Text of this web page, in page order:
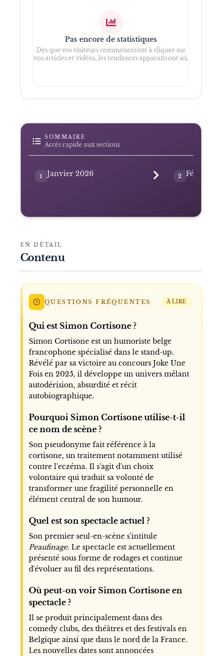
Pas encore de statistiques
Dès que vos visiteurs commenceront à cliquer sur
vos articles et vidéos, les tendances apparaîtront ici.
SOMMAIRE
Accès rapide aux sections
1 Janvier 2026 2 Février
EN DÉTAIL
Contenu
QUESTIONS FRÉQUENTES À LIRE
Qui est Simon Cortisone ?
Simon Cortisone est un humoriste belge
francophone spécialisé dans le stand-up.
Révélé par sa victoire au concours Joke Une
Fois en 2025, il développe un univers mêlant
autodérision, absurdité et récit
autobiographique.
Pourquoi Simon Cortisone utilise-t-il
ce nom de scène ?
Son pseudonyme fait référence à la
cortisone, un traitement notamment utilisé
contre l'eczéma. Il s'agit d'un choix
volontaire qui traduit sa volonté de
transformer une fragilité personnelle en
élément central de son humour.
Quel est son spectacle actuel ?
Son premier seul-en-scène s'intitule
Peaufinage. Le spectacle est actuellement
présenté sous forme de rodages et continue
d'évoluer au fil des représentations.
Où peut-on voir Simon Cortisone en
spectacle ?
Il se produit principalement dans des
comedy clubs, des théâtres et des festivals en
Belgique ainsi que dans le nord de la France.
Les nouvelles dates sont annoncées